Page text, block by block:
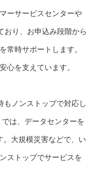
ーサービスセンターや
おり、お申込み段階から
常時サポートします。
心を支えています。
ノンストップで対応し
は、データセンターを
。大規模災害などで、い
ストップでサービスを